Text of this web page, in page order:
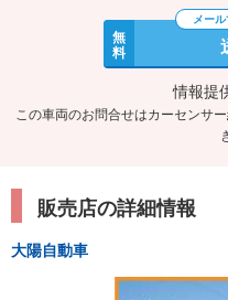
無
料
情報提
この車両のお問合せはカーセンサ
販売店の詳細情報
大陽自動車